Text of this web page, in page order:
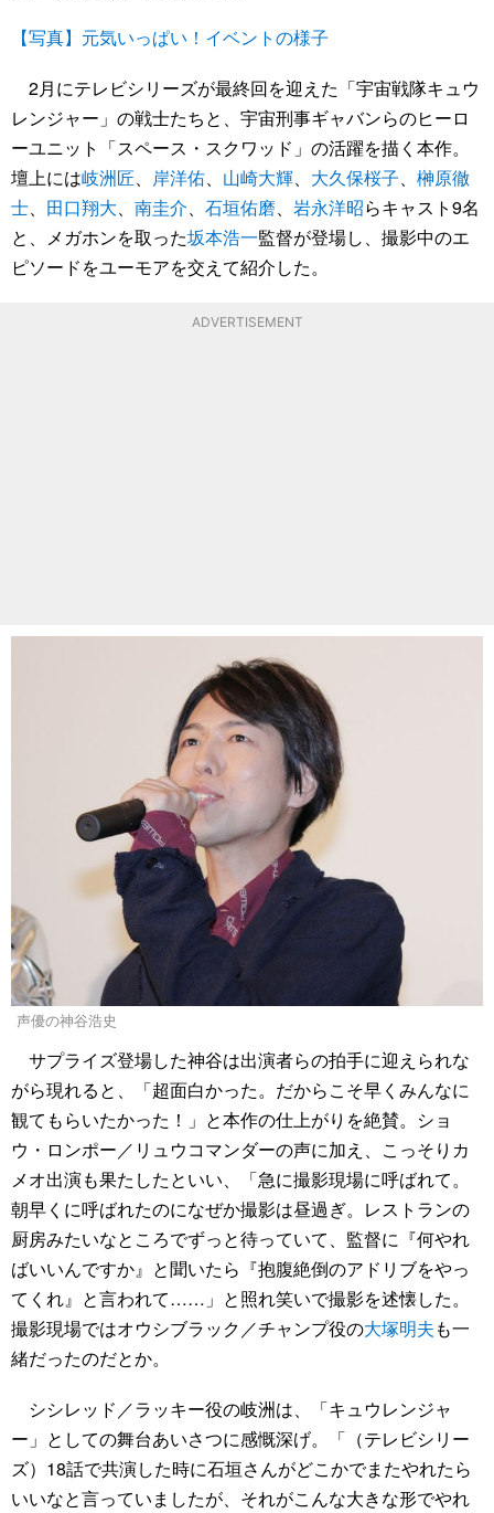
【写真】元気いっぱい！イベントの様子
2月にテレビシリーズが最終回を迎えた「宇宙戦隊キュウ
レンジャー」の戦士たちと、宇宙刑事ギャバンらのヒーロ
ーユニット「スペース・スクワッド」の活躍を描く本作。
壇上には岐洲匠、 岸洋佑、 山崎大輝、 大久保桜子、 榊原徹
士、 田口翔大、 南圭介、 石垣佑磨、 岩永洋昭らキャスト9名
と、メガホンを取った坂本浩一監督が登場し、撮影中のエ
ピソードをユーモアを交えて紹介した。
ADVERTISEMENT
声優の神谷浩史
サプライズ登場した神谷は出演者らの拍手に迎えられな
がら現れると、「超面白かった。だからこそ早くみんなに
観てもらいたかった！」と本作の仕上がりを絶賛。ショ
ウ・ロンポー／リュウコマンダーの声に加え、こっそりカ
メオ出演も果たしたといい、「急に撮影現場に呼ばれて。
朝早くに呼ばれたのになぜか撮影は昼過ぎ。レストランの
厨房みたいなところでずっと待っていて、監督に『何やれ
ばいいんですか』と聞いたら『抱腹絶倒のアドリブをやっ
てくれ』と言われて……」と照れ笑いで撮影を述懐した。
撮影現場ではオウシブラック／チャンプ役の大塚明夫も一
緒だったのだとか。
シシレッド／ラッキー役の岐洲は、「キュウレンジャ
ー」としての舞台あいさつに感慨深げ。「（テレビシリー
ズ）18話で共演した時に石垣さんがどこかでまたやれたら
いいなと言っていましたが、それがこんな大きな形でやれ